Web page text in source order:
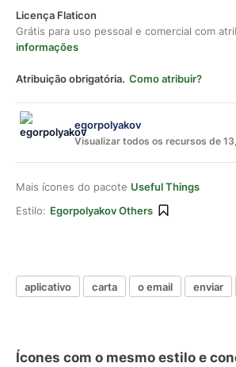
Licença Flaticon
Grátis para uso pessoal e comercial com
informações
Atribuição obrigatória. Como atribuir?
egorpolyakov
Visualizar todos os recursos de
Mais ícones do pacote Useful Things
Estilo: Egorpolyakov Others
aplicativo carta o email enviar
Ícones com o mesmo estilo e